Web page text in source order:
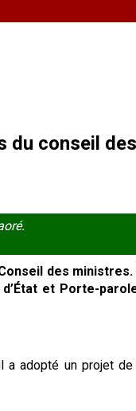
du conseil
des
et Porte-
adopté un projet